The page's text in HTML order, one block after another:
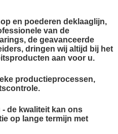
en poederen deklaaglijn,
van de
de geavanceerde
dringen wij altijd bij het
aan voor u.
productieprocessen,
de kwaliteit kan ons
op lange termijn met